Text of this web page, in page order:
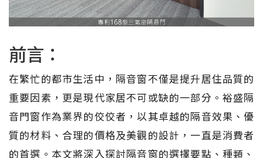
前言：
在繁忙的都市生活中，隔音窗不僅是提升居住品質的
重要因素，更是現代家居不可或缺的一部分。裕盛隔
音門窗作為業界的佼佼者，以其卓越的隔音效果、優
質的材料、合理的價格及美觀的設計，一直是消費者
的首選。本文將深入探討隔音窗的選擇要點、種類、